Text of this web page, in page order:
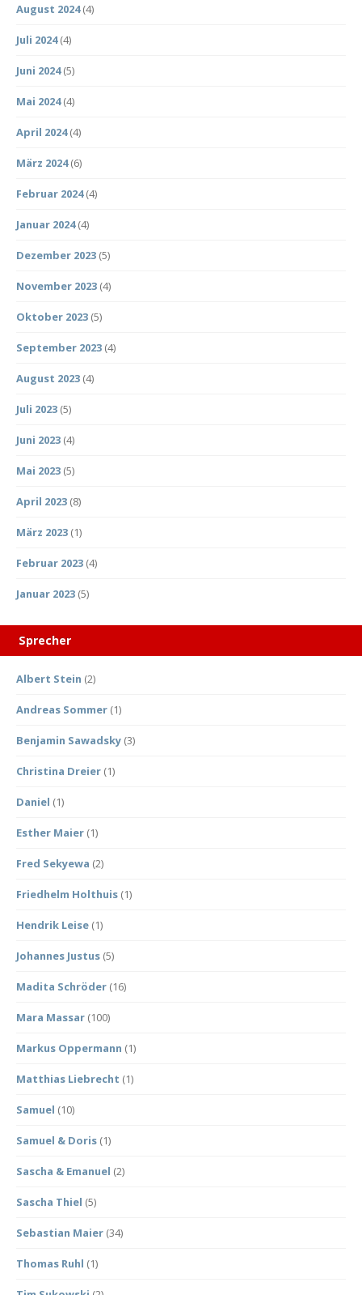
August 2024(4)
Juli 2024(4)
Juni 2024(5)
Mai 2024(4)
April 2024(4)
März 2024(6)
Februar 2024(4)
Januar 2024(4)
Dezember 2023 (5)
November 2023 (4)
Oktober 2023 (5)
September 2023 (4)
August 2023 (4)
Juli 2023 (5)
Juni 2023 (4)
Mai 2023 (5)
April 2023 (8)
März 2023 (1)
Februar 2023 (4)
Januar 2023 (5)
Sprecher
Albert Stein (2)
Andreas Sommer (1)
Benjamin Sawadsky (3)
Christina Dreier (1)
Daniel (1)
Esther Maier (1)
Fred Sekyewa (2)
Friedhelm Holthuis (1)
Hendrik Leise (1)
Johannes Justus (5)
Madita Schröder (16)
Mara Massar (100)
Markus Oppermann (1)
Matthias Liebrecht (1)
Samuel (10)
Samuel & Doris (1)
Sascha & Emanuel (2)
Sascha Thiel (5)
Sebastian Maier (34)
Thomas Ruhl (1)